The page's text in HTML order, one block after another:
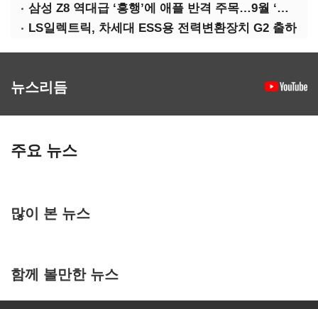
삼성 Z8 역대급 ‘흥행’에 애플 반격 주목…9월 ‘폴더블 대전’
LS일렉트릭, 차세대 ESS용 전력변환장치 G2 출하
뉴스리듬
주요 뉴스
많이 본 뉴스
함께 볼만한 뉴스